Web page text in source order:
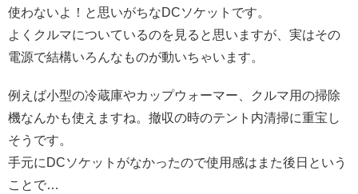
使わないよ！と思いがちなDCソケットです。
よくクルマについているのを見ると思いますが、実はその
電源で結構いろんなものが動いちゃいます。
例えば小型の冷蔵庫やカップウォーマー、クルマ用の掃除
機なんかも使えますね。撤収の時のテント内清掃に重宝し
そうです。
手元にDCソケットがなかったので使用感はまた後日という
ことで…